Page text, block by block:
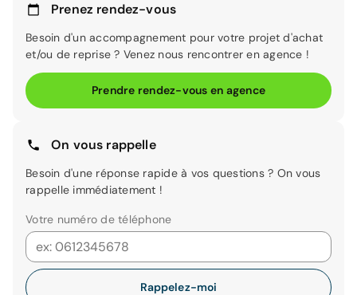
Prenez rendez-vous
Besoin d'un accompagnement pour votre projet d'achat
et/ou de reprise ? Venez nous rencontrer en agence !
Prendre rendez-vous en agence
On vous rappelle
Besoin d'une réponse rapide à vos questions ? On vous
rappelle immédiatement !
Votre numéro de téléphone
Rappelez-moi